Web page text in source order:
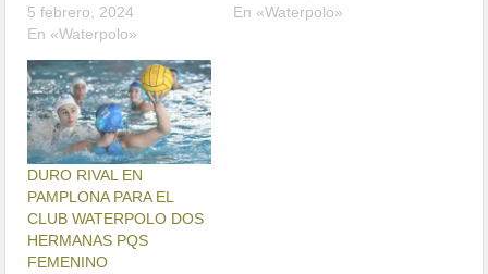
5 febrero, 2024
En «Waterpolo»
En «Waterpolo»
DURO RIVAL EN
PAMPLONA PARA EL
CLUB WATERPOLO DOS
HERMANAS PQS
FEMENINO